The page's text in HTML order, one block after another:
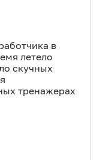
в
летело
скучных
тренажерах